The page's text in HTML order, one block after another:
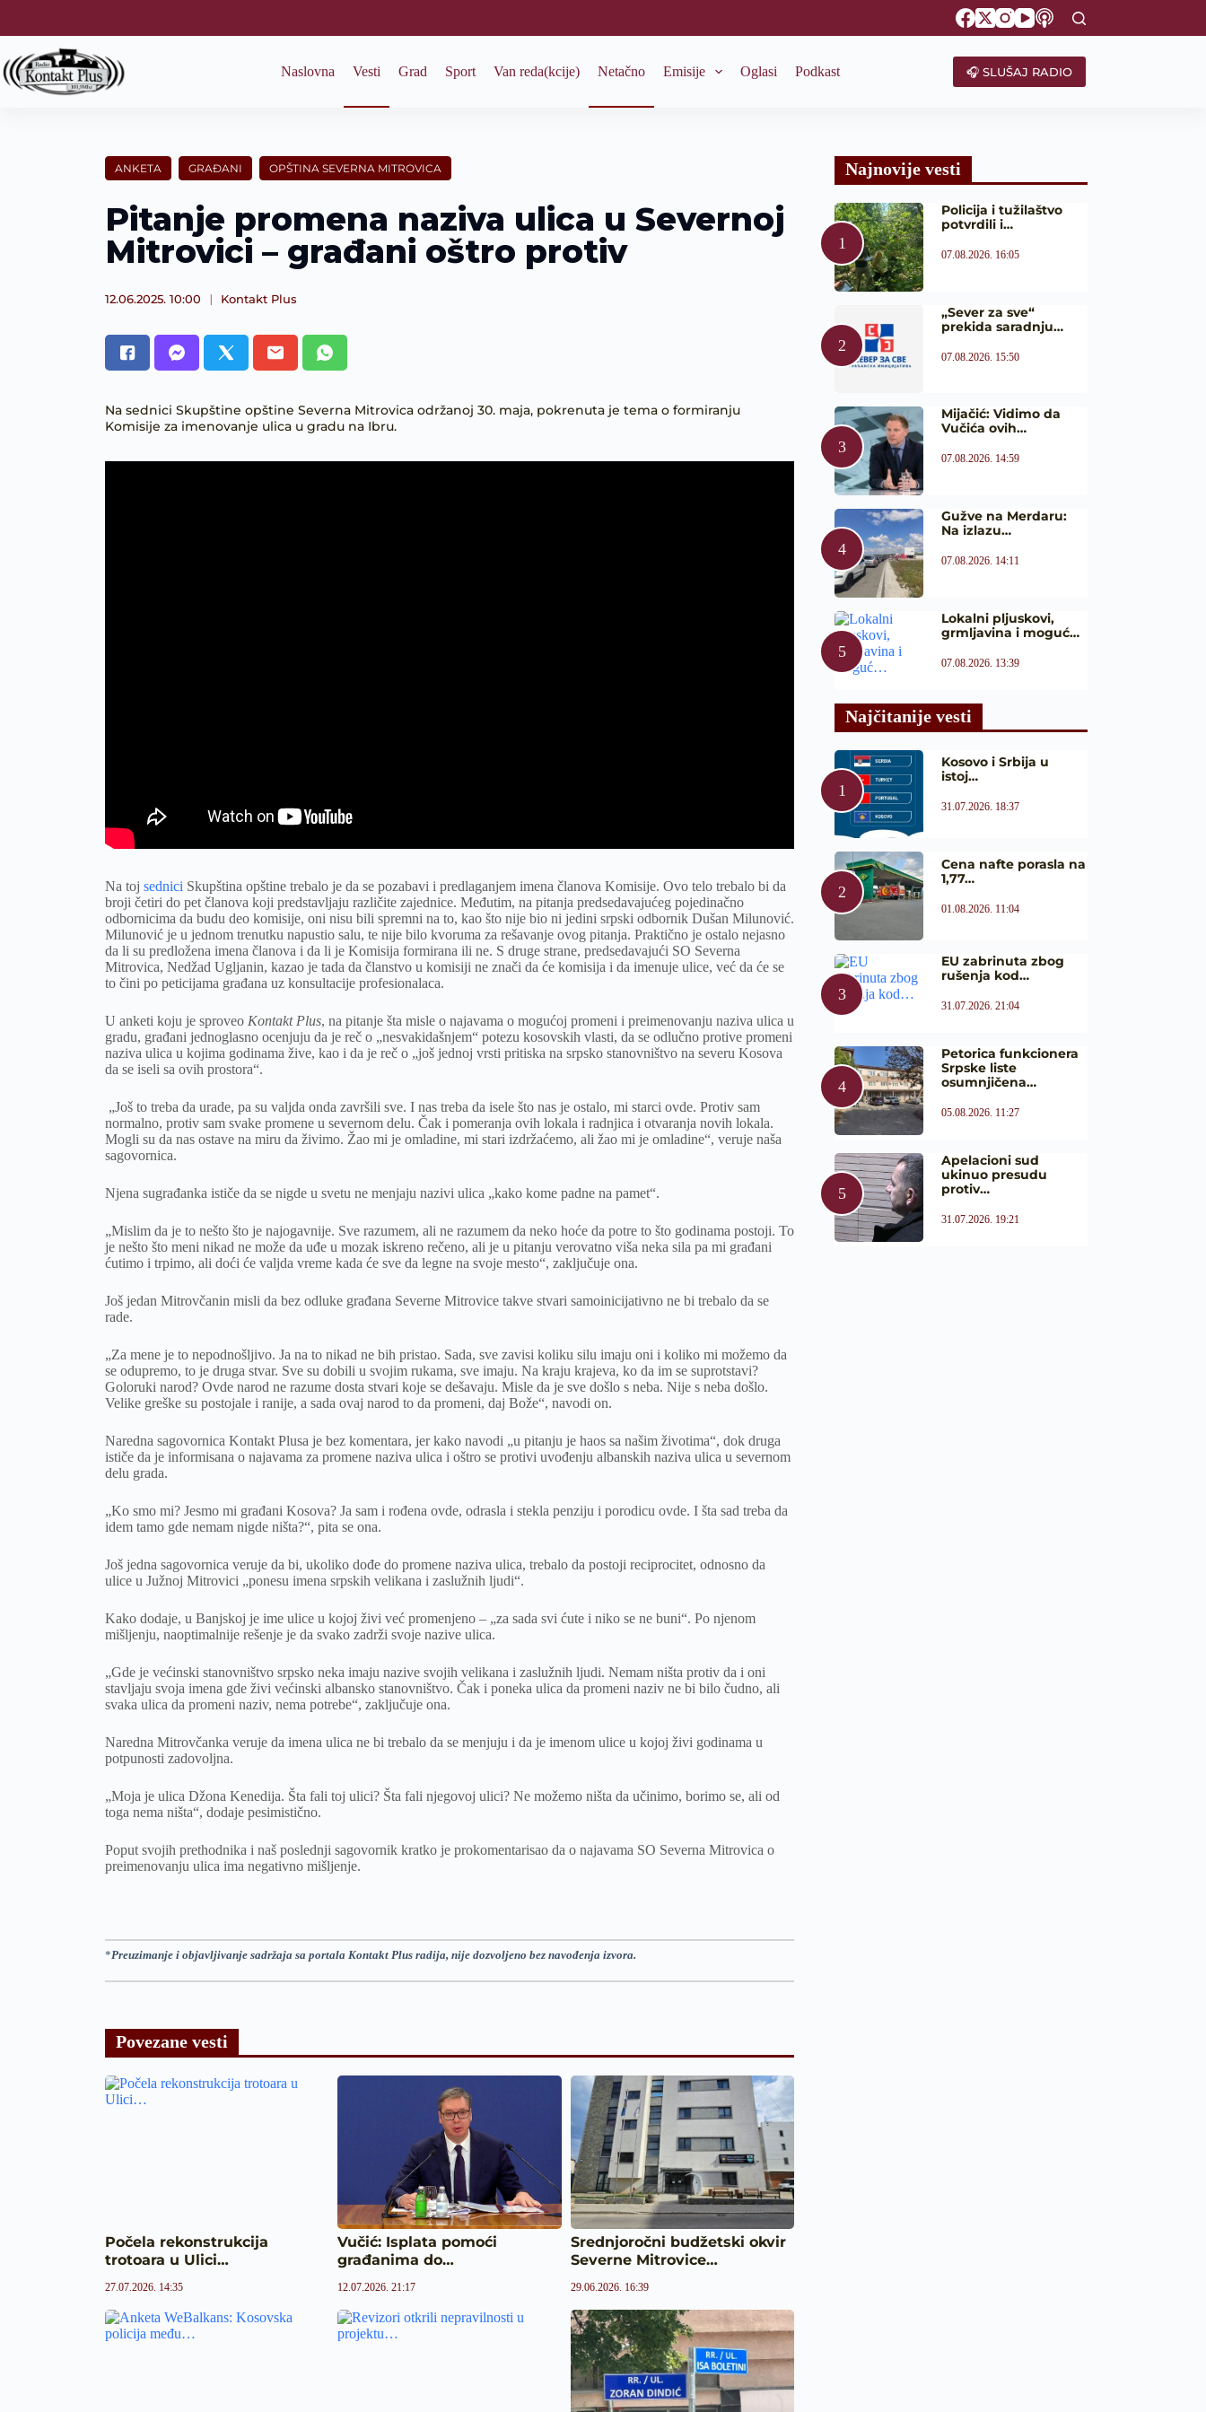
k
p
t
Naslovna Vesti Grad Sport Van reda(kcije) Netačno Emisije Oglasi Podkast 🎧 SLUŠAJ RADIO
ANKETA GRAĐANI OPŠTINA SEVERNA MITROVICA
Pitanje promena naziva ulica u Severnoj
Mitrovici – građani oštro protiv
12.06.2025. 10:00 Kontakt Plus
Na sednici Skupštine opštine Severna Mitrovica održanoj 30. maja, pokrenuta je tema o formiranju
Komisije za imenovanje ulica u gradu na Ibru.
Na toj sednici Skupština opštine trebalo je da se pozabavi i predlaganjem imena članova Komisije. Ovo telo trebalo bi da
broji četiri do pet članova koji predstavljaju različite zajednice. Međutim, na pitanja predsedavajućeg pojedinačno
odbornicima da budu deo komisije, oni nisu bili spremni na to, kao što nije bio ni jedini srpski odbornik Dušan Milunović.
Milunović je u jednom trenutku napustio salu, te nije bilo kvoruma za rešavanje ovog pitanja. Praktično je ostalo nejasno
da li su predložena imena članova i da li je Komisija formirana ili ne. S druge strane, predsedavajući SO Severna
Mitrovica, Nedžad Ugljanin, kazao je tada da članstvo u komisiji ne znači da će komisija i da imenuje ulice, već da će se
to čini po peticijama građana uz konsultacije profesionalaca.
U anketi koju je sproveo Kontakt Plus, na pitanje šta misle o najavama o mogućoj promeni i preimenovanju naziva ulica u
gradu, građani jednoglasno ocenjuju da je reč o „nesvakidašnjem“ potezu kosovskih vlasti, da se odlučno protive promeni
naziva ulica u kojima godinama žive, kao i da je reč o „još jednoj vrsti pritiska na srpsko stanovništvo na severu Kosova
da se iseli sa ovih prostora“.
„Još to treba da urade, pa su valjda onda završili sve. I nas treba da isele što nas je ostalo, mi starci ovde. Protiv sam
normalno, protiv sam svake promene u severnom delu. Čak i pomeranja ovih lokala i radnjica i otvaranja novih lokala.
Mogli su da nas ostave na miru da živimo. Žao mi je omladine, mi stari izdržaćemo, ali žao mi je omladine“, veruje naša
sagovornica.
Njena sugrađanka ističe da se nigde u svetu ne menjaju nazivi ulica „kako kome padne na pamet“.
„Mislim da je to nešto što je najogavnije. Sve razumem, ali ne razumem da neko hoće da potre to što godinama postoji. To
je nešto što meni nikad ne može da uđe u mozak iskreno rečeno, ali je u pitanju verovatno viša neka sila pa mi građani
ćutimo i trpimo, ali doći će valjda vreme kada će sve da legne na svoje mesto“, zaključuje ona.
Još jedan Mitrovčanin misli da bez odluke građana Severne Mitrovice takve stvari samoinicijativno ne bi trebalo da se
rade.
„Za mene je to nepodnošljivo. Ja na to nikad ne bih pristao. Sada, sve zavisi koliku silu imaju oni i koliko mi možemo da
se odupremo, to je druga stvar. Sve su dobili u svojim rukama, sve imaju. Na kraju krajeva, ko da im se suprotstavi?
Goloruki narod? Ovde narod ne razume dosta stvari koje se dešavaju. Misle da je sve došlo s neba. Nije s neba došlo.
Velike greške su postojale i ranije, a sada ovaj narod to da promeni, daj Bože“, navodi on.
Naredna sagovornica Kontakt Plusa je bez komentara, jer kako navodi „u pitanju je haos sa našim životima“, dok druga
ističe da je informisana o najavama za promene naziva ulica i oštro se protivi uvođenju albanskih naziva ulica u severnom
delu grada.
„Ko smo mi? Jesmo mi građani Kosova? Ja sam i rođena ovde, odrasla i stekla penziju i porodicu ovde. I šta sad treba da
idem tamo gde nemam nigde ništa?“, pita se ona.
Još jedna sagovornica veruje da bi, ukoliko dođe do promene naziva ulica, trebalo da postoji reciprocitet, odnosno da
ulice u Južnoj Mitrovici „ponesu imena srpskih velikana i zaslužnih ljudi“.
Kako dodaje, u Banjskoj je ime ulice u kojoj živi već promenjeno – „za sada svi ćute i niko se ne buni“. Po njenom
mišljenju, naoptimalnije rešenje je da svako zadrži svoje nazive ulica.
„Gde je većinski stanovništvo srpsko neka imaju nazive svojih velikana i zaslužnih ljudi. Nemam ništa protiv da i oni
stavljaju svoja imena gde živi većinski albansko stanovništvo. Čak i poneka ulica da promeni naziv ne bi bilo čudno, ali
svaka ulica da promeni naziv, nema potrebe“, zaključuje ona.
Naredna Mitrovčanka veruje da imena ulica ne bi trebalo da se menjuju i da je imenom ulice u kojoj živi godinama u
potpunosti zadovoljna.
„Moja je ulica Džona Kenedija. Šta fali toj ulici? Šta fali njegovoj ulici? Ne možemo ništa da učinimo, borimo se, ali od
toga nema ništa“, dodaje pesimistično.
Poput svojih prethodnika i naš poslednji sagovornik kratko je prokomentarisao da o najavama SO Severna Mitrovica o
preimenovanju ulica ima negativno mišljenje.
*Preuzimanje i objavljivanje sadržaja sa portala Kontakt Plus radija, nije dozvoljeno bez navođenja izvora.
Povezane vesti
Počela rekonstrukcija
trotoara u Ulici…
27.07.2026. 14:35
Vučić: Isplata pomoći
građanima do…
12.07.2026. 21:17
Srednjoročni budžetski okvir
Severne Mitrovice…
29.06.2026. 16:39
Najnovije vesti
Policija i tužilaštvo
potvrdili i…
07.08.2026. 16:05
„Sever za sve“
prekida saradnju…
07.08.2026. 15:50
Mijačić: Vidimo da
Vučića ovih…
07.08.2026. 14:59
Gužve na Merdaru:
Na izlazu…
07.08.2026. 14:11
Lokalni pljuskovi,
grmljavina i moguć…
07.08.2026. 13:39
Najčitanije vesti
Kosovo i Srbija u
istoj…
31.07.2026. 18:37
Cena nafte porasla na
1,77…
01.08.2026. 11:04
EU zabrinuta zbog
rušenja kod…
31.07.2026. 21:04
Petorica funkcionera
Srpske liste
osumnjičena…
05.08.2026. 11:27
Apelacioni sud
ukinuo presudu
protiv…
31.07.2026. 19:21